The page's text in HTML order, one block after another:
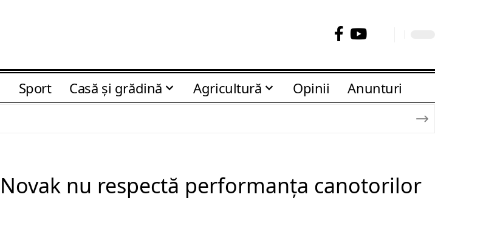
Sport Casă şi grădină Agricultură Opinii Anunturi
nu respectă performanța canotorilor